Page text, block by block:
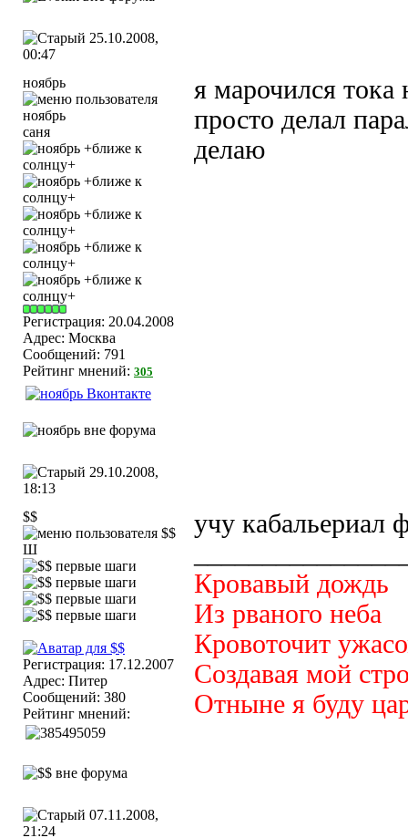
25.10.2008,
00:47
ноябрь
саня
Регистрация: 20.04.2008
Адрес: Москва
Сообщений: 791
Рейтинг мнений: 305
я марочился
просто делал
делаю
29.10.2008,
18:13
$$
Ш
Регистрация: 17.12.2007
Адрес: Питер
Сообщений: 380
Рейтинг мнений:
учу кабальериал
Кровавый дождь
Из рваного неба
Кровоточит
Создавая мой
Отныне я буду
07.11.2008,
21:24